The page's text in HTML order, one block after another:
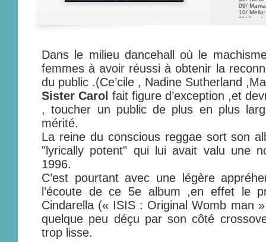
09/
10/
11/
Dans le milieu dancehall où le
femmes à avoir réussi à obtenir la
du public .(Ce’cile , Nadine Sutherland
Sister Carol fait figure d’exception ,et
, toucher un public de plus en plus
mérité.
La reine du conscious reggae sort son
"lyrically potent" qui lui avait valu une
1996.
C’est pourtant avec une légère
l’écoute de ce 5e album ,en effet le
Cindarella (« ISIS : Original Womb man
quelque peu déçu par son côté
trop lisse.